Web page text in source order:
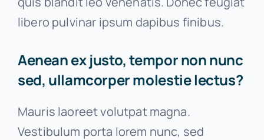
libero pulvinar ipsum dapibus finibus.
Aenean ex justo, tempor non nunc
sed, ullamcorper molestie lectus?
Mauris laoreet volutpat magna.
Vestibulum porta lorem nunc, sed